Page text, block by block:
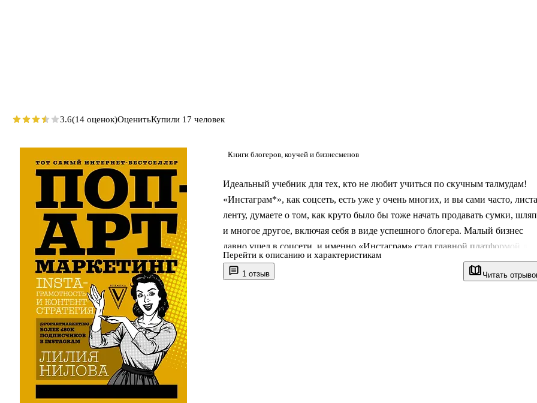
1 отзыв Читать
Книги блогеров, коучей и бизнесменов
Идеальный учебник для тех, кто не любит учиться по скучным талмудам!
«Инстаграм*», как соцсеть, есть уже у очень многих, и вы сами часто,
ленту, думаете о том, как круто было бы тоже начать продавать сумки,
и многое другое, включая себя в виде успешного блогера. Малый бизнес
давно ушел в соцсети, и именно «Инстаграм» стал главной платформой для
активных покупателей и рекламы. Так почему вы все еще не зарабатываете
«Инстаграме»: это страх, неуверенность в себе или в своих силах? Не стоит
Перейти к описанию и характеристикам
3.6(14 оценок)ОценитьКупили 17 человек